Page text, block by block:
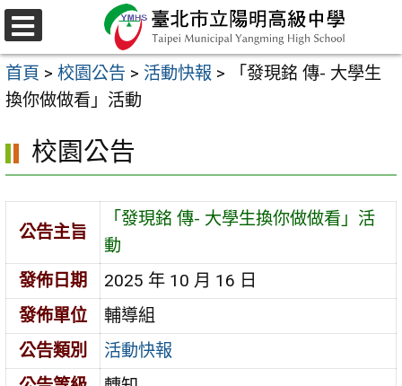
跳
至
主
要
容
區
選
單
首頁 > 校園公告 > 活動快報 >
「發現銘 傳- 大學生
換你做做看」活動
校園公告
公告主旨
「發現銘 傳- 大學生換你做做看」活
動
發佈日期
2025 年 10 月 16 日
發佈單位
輔導組
公告類別
活動快報